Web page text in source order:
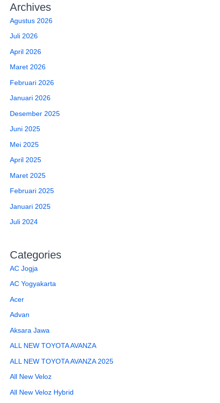
Archives
Agustus 2026
Juli 2026
April 2026
Maret 2026
Februari 2026
Januari 2026
Desember 2025
Juni 2025
Mei 2025
April 2025
Maret 2025
Februari 2025
Januari 2025
Juli 2024
Categories
AC Jogja
AC Yogyakarta
Acer
Advan
Aksara Jawa
ALL NEW TOYOTA AVANZA
ALL NEW TOYOTA AVANZA 2025
All New Veloz
All New Veloz Hybrid